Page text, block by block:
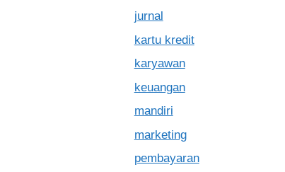
jurnal
kartu kredit
karyawan
keuangan
mandiri
marketing
pembayaran